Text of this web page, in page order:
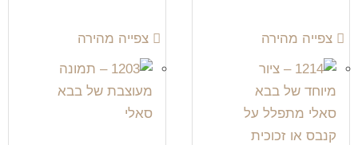
צפייה מהירה צפייה מהירה